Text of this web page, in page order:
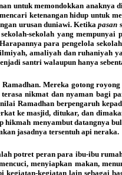
untuk memondokkan anaknya
ketenangan hidup untuk
urusan duniawi. Ketikapasan
sekolah yang
para pengelola
amaliyah dan
santri walaupun hanya
Mereka gotong
nikmat dan nyaman bagi
Ramadhan berpengaruh
ke masjid, ditukar, dan
menyambut datangnya
jasadnya tersentuh api neraka.
potret peran para ibu-ibu
menyiapkan makan,
kegiatan-kegiatan lain